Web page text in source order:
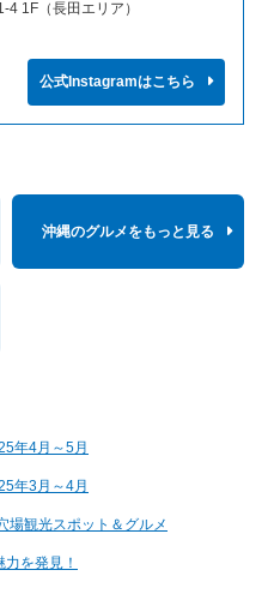
4 1F（長田エリア）
公式Instagramはこちら
沖縄のグルメをもっと見る
年4月～5月
年3月～4月
場観光スポット＆グルメ
を発見！